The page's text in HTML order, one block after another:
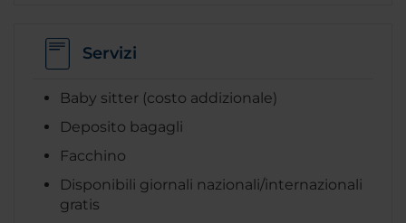
Servizi
Baby sitter (costo addizionale)
Deposito bagagli
Facchino
Disponibili giornali nazionali/internazionali
gratis